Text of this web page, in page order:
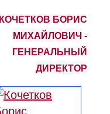
КОЧЕТКОВ БОРИС
МИХАЙЛОВИЧ -
ГЕНЕРАЛЬНЫЙ
ДИРЕКТОР